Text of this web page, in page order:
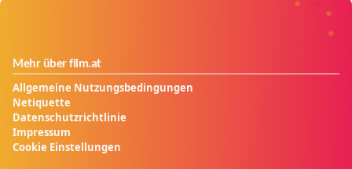
Mehr über film.at
Allgemeine Nutzungsbedingungen
Netiquette
Datenschutzrichtlinie
Impressum
Cookie Einstellungen